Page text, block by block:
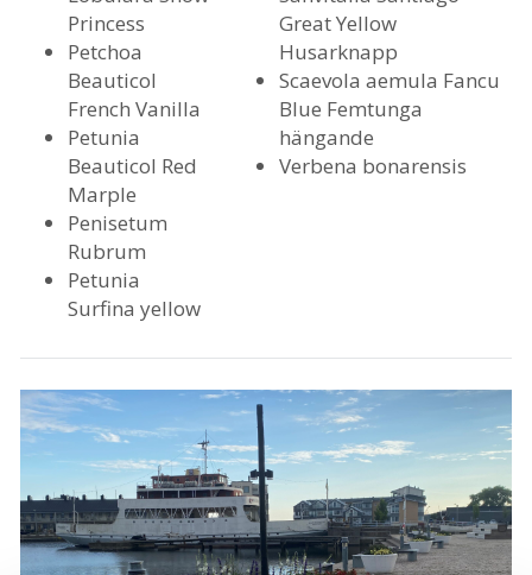
Princess
Petchoa
Beauticol
French Vanilla
Petunia
Beauticol Red
Marple
Penisetum
Rubrum
Petunia
Surfina yellow
Great Yellow
Husarknapp
Scaevola aemula Fancu
Blue Femtunga
hängande
Verbena bonarensis